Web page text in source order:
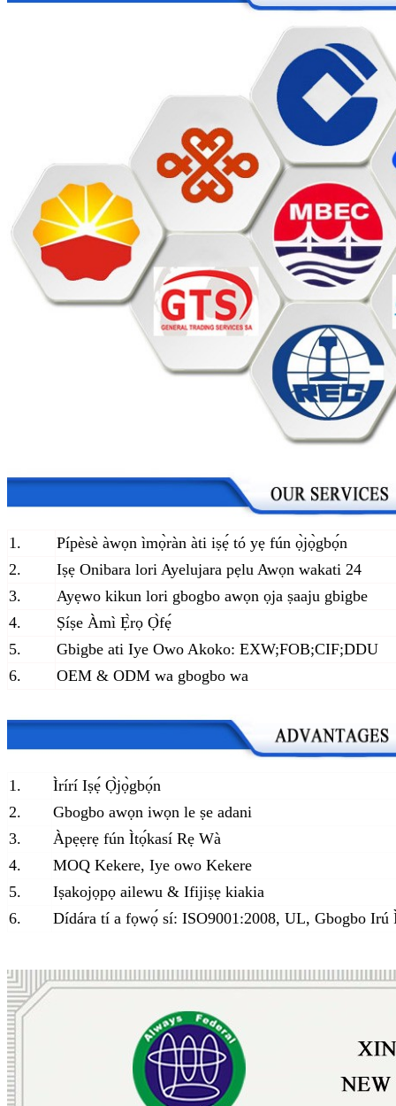
1.
Pípèsè àwọn ìmọ̀ràn àti iṣẹ́ tó yẹ fún ọ̀jọ̀gbọ́n
2.
Iṣẹ Onibara lori Ayelujara pẹlu Awọn wakati 24
3.
Ayẹwo kikun lori gbogbo awọn ọja ṣaaju gbigbe
4.
Ṣíṣe Àmì Ẹ̀rọ Ọ̀fẹ́
5.
Gbigbe ati Iye Owo Akoko: EXW;FOB;CIF;DDU
6.
OEM & ODM wa gbogbo wa
1.
Ìrírí Iṣẹ́ Ọ̀jọ̀gbọ́n
2.
Gbogbo awọn iwọn le ṣe adani
3.
Àpẹẹrẹ fún Ìtọ́kasí Rẹ Wà
4.
MOQ Kekere, Iye owo Kekere
5.
Iṣakojọpọ ailewu & Ifijiṣẹ kiakia
6.
Dídára tí a fọwọ́ sí: ISO9001:2008, UL, Gbogbo Irú